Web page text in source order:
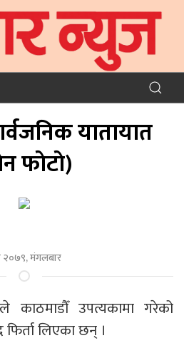
यातायात
फाेटाे)
२०७९, मंगलबार
काठमाडौँ उपत्यकामा गरेको
लिएका छन् ।